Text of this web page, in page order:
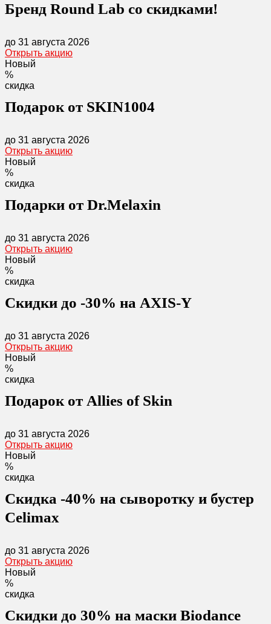
Бренд Round Lab со скидками!
до 31 августа 2026
Открыть акцию
Новый
%
скидка
Подарок от SKIN1004
до 31 августа 2026
Открыть акцию
Новый
%
скидка
Подарки от Dr.Melaxin
до 31 августа 2026
Открыть акцию
Новый
%
скидка
Скидки до -30% на AXIS-Y
до 31 августа 2026
Открыть акцию
Новый
%
скидка
Подарок от Allies of Skin
до 31 августа 2026
Открыть акцию
Новый
%
скидка
Скидка -40% на сыворотку и бустер
Celimax
до 31 августа 2026
Открыть акцию
Новый
%
скидка
Скидки до 30% на маски Biodance